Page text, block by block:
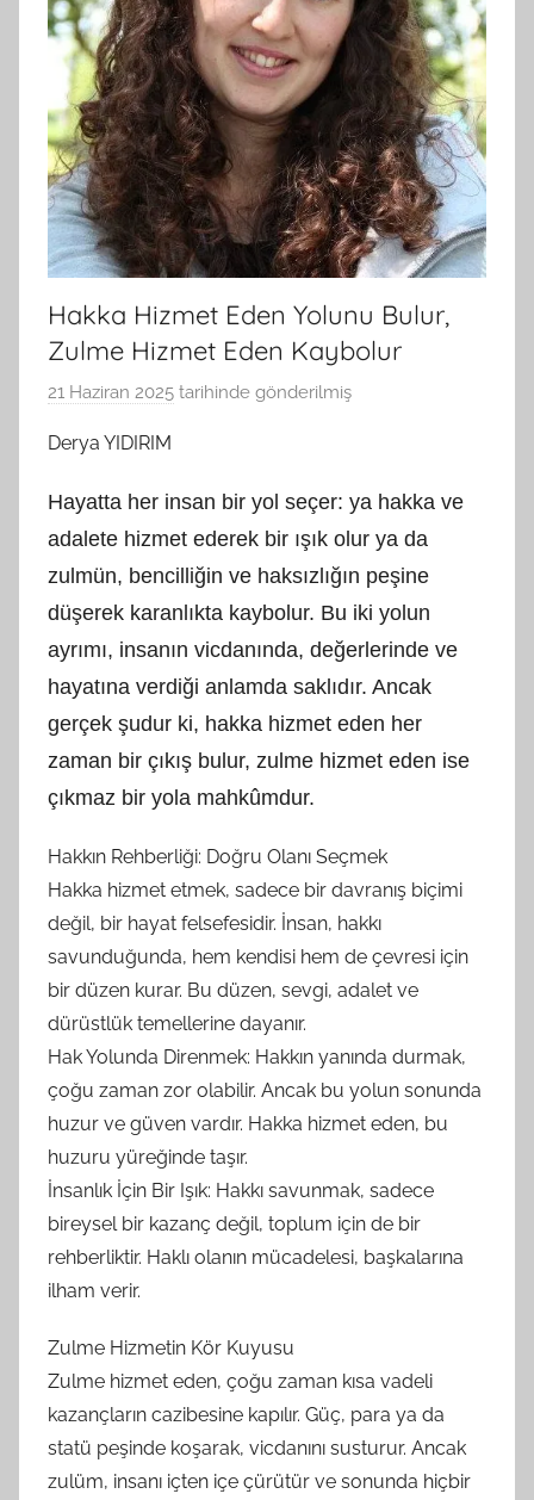
Hakka Hizmet Eden Yolunu Bulur,
Zulme Hizmet Eden Kaybolur
21 Haziran 2025 tarihinde gönderilmiş
M
t
a
r
a
n
d
Derya YIDIRIM
Hayatta her insan bir yol seçer: ya hakka ve
adalete hizmet ederek bir ışık olur ya da
zulmün, bencilliğin ve haksızlığın peşine
düşerek karanlıkta kaybolur. Bu iki yolun
ayrımı, insanın vicdanında, değerlerinde ve
hayatına verdiği anlamda saklıdır. Ancak
gerçek şudur ki, hakka hizmet eden her
zaman bir çıkış bulur, zulme hizmet eden ise
çıkmaz bir yola mahkûmdur.
Hakkın Rehberliği: Doğru Olanı Seçmek
Hakka hizmet etmek, sadece bir davranış biçimi
değil, bir hayat felsefesidir. İnsan, hakkı
savunduğunda, hem kendisi hem de çevresi için
bir düzen kurar. Bu düzen, sevgi, adalet ve
dürüstlük temellerine dayanır.
Hak Yolunda Direnmek: Hakkın yanında durmak,
çoğu zaman zor olabilir. Ancak bu yolun sonunda
huzur ve güven vardır. Hakka hizmet eden, bu
huzuru yüreğinde taşır.
İnsanlık İçin Bir Işık: Hakkı savunmak, sadece
bireysel bir kazanç değil, toplum için de bir
rehberliktir. Haklı olanın mücadelesi, başkalarına
ilham verir.
Zulme Hizmetin Kör Kuyusu
Zulme hizmet eden, çoğu zaman kısa vadeli
kazançların cazibesine kapılır. Güç, para ya da
statü peşinde koşarak, vicdanını susturur. Ancak
zulüm, insanı içten içe çürütür ve sonunda hiçbir